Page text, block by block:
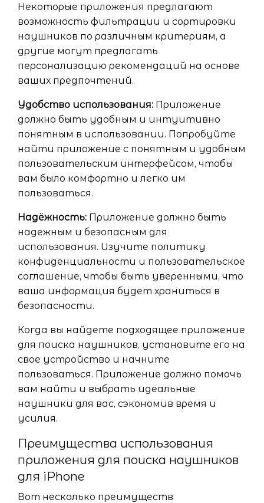
Некоторые приложения предлагают
возможность фильтрации и сортировки
наушников по различным критериям, а
другие могут предлагать
персонализацию рекомендаций на основе
ваших предпочтений.
Удобство использования: Приложение
должно быть удобным и интуитивно
понятным в использовании. Попробуйте
найти приложение с понятным и удобным
пользовательским интерфейсом, чтобы
вам было комфортно и легко им
пользоваться.
Надёжность: Приложение должно быть
надежным и безопасным для
использования. Изучите политику
конфиденциальности и пользовательское
соглашение, чтобы быть уверенными, что
ваша информация будет храниться в
безопасности.
Когда вы найдете подходящее приложение
для поиска наушников, установите его на
свое устройство и начните
пользоваться. Приложение должно помочь
вам найти и выбрать идеальные
наушники для вас, сэкономив время и
усилия.
Преимущества использования
приложения для поиска наушников
для iPhone
Вот несколько преимуществ